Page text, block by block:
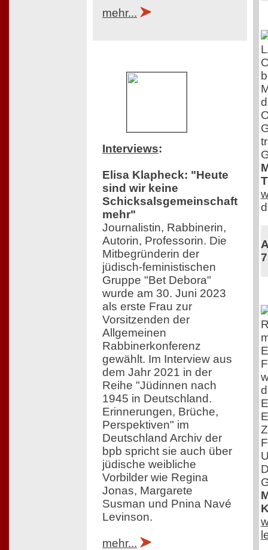
mehr...
Interviews:
Elisa Klapheck: "Heute
sind wir keine
Schicksalsgemeinschaft
mehr"
Journalistin, Rabbinerin,
Autorin, Professorin. Die
Mitbegründerin der
jüdisch-feministischen
Gruppe "Bet Debora"
wurde am 30. Juni 2023
als erste Frau zur
Vorsitzenden der
Allgemeinen
Rabbinerkonferenz
gewählt. Im Interview aus
dem Jahr 2021 in der
Reihe "Jüdinnen nach
1945 in Deutschland.
Erinnerungen, Brüche,
Perspektiven" im
Deutschland Archiv der
bpb spricht sie auch über
jüdische weibliche
Vorbilder wie Regina
Jonas, Margarete
Susman und Pnina Navé
Levinson.
mehr...